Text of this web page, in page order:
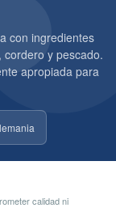
con ingredientes
y pescado.
apropiada para
calidad ni